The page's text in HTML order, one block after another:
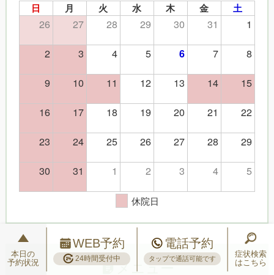
日 月 火 水 木 金 土
26 27 28 29 30 31
1
2
3 4 5 6 7
8
9
10 11 12 13 14
15
16
17 18 19 20 21
22
23
24 25 26 27 28
29
30
31 1 2 3 4 5
休院日
メニュー
本日の
予約状況
WEB予約
24時間受付中
電話予約
タップで通話可能です
症状検索
はこちら